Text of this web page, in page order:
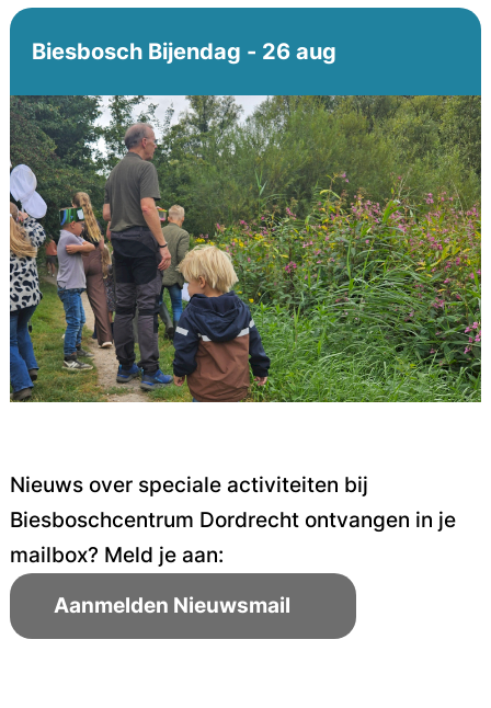
Biesbosch Bijendag - 26 aug
Nieuws over speciale activiteiten bij
Biesboschcentrum Dordrecht ontvangen in je
mailbox? Meld je aan:
Aanmelden Nieuwsmail